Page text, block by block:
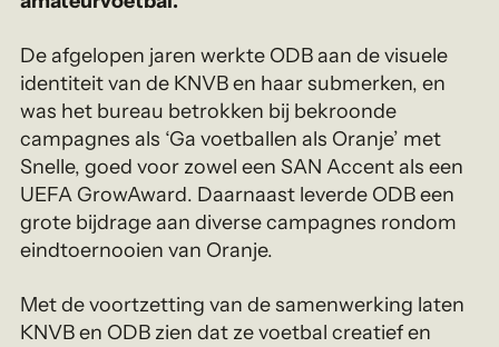
De afgelopen jaren werkte ODB aan de visuele
identiteit van de KNVB en haar submerken, en
was het bureau betrokken bij bekroonde
campagnes als ‘Ga voetballen als Oranje’ met
Snelle, goed voor zowel een SAN Accent als een
UEFA GrowAward. Daarnaast leverde ODB een
grote bijdrage aan diverse campagnes rondom
eindtoernooien van Oranje.
Met de voortzetting van de samenwerking laten
KNVB en ODB zien dat ze voetbal creatief en